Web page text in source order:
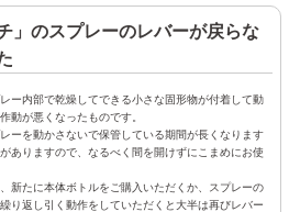
」のスプレーのレバーが戻らな
ー内部で乾燥してできる小さな固形物が付着して動
動が悪くなったものです。
ーを動かさないで保管している期間が長くなります
ありますので、なるべく間を開けずにこまめにお使
新たに本体ボトルをご購入いただくか、スプレーの
り返し引く動作をしていただくと大半は再びレバー